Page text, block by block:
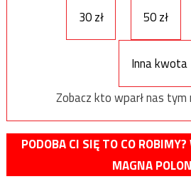
30 zł 50 zł
Inna kwota
Zobacz kto wparł nas tym
PODOBA CI SIĘ TO CO
MAGNA